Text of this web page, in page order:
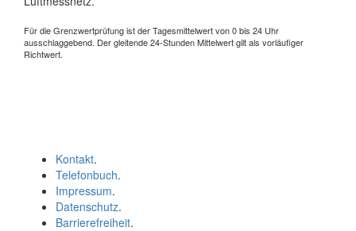
Für die Grenzwertprüfung ist der Tagesmittelwert von 0 bis 24 Uhr
ausschlaggebend. Der gleitende 24-Stunden Mittelwert gilt als vorläufiger
Richtwert.
Kontakt.
Telefonbuch.
Impressum.
Datenschutz.
Barrierefreiheit.